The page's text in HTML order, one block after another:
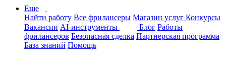
Еще
Найти работу Все фрилансеры Магазин услуг Конкурсы
Вакансии AI-инструменты Блог Работы
фрилансеров Безопасная сделка Партнерская программа
База знаний Помощь